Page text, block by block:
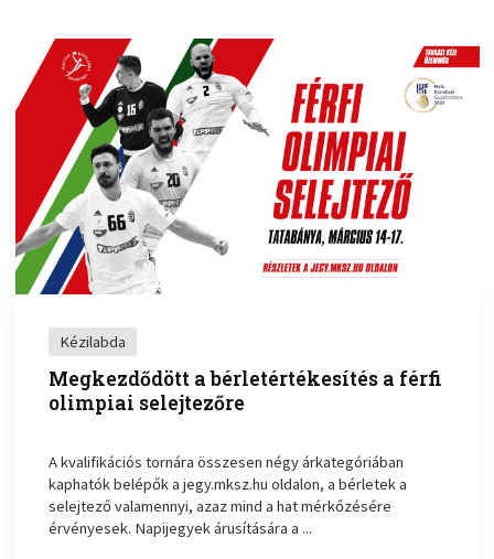
Kézilabda
Megkezdődött a bérletértékesítés a férfi
olimpiai selejtezőre
A kvalifikációs tornára összesen négy árkategóriában
kaphatók belépők a jegy.mksz.hu oldalon, a bérletek a
selejtező valamennyi, azaz mind a hat mérkőzésére
érvényesek. Napijegyek árusítására a ...